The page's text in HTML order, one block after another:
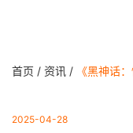
首页 / 资讯 /
2025-04-28